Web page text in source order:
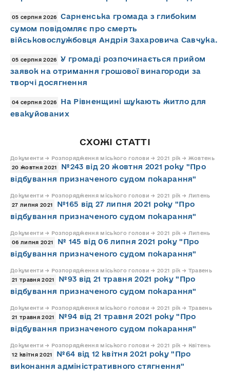
05 серпня 2026
Сарненська громада з глибоким
сумом повідомляє про смерть
військовослужбовця Андрія Захаровича Савчука.
05 серпня 2026
У громаді розпочинається прийом
заявок на отримання грошової винагороди за
творчі досягнення
04 серпня 2026
На Рівненщині шукають житло для
евакуйованих
СХОЖІ СТАТТІ
Документи → Розпорядження міського голови → 2021 рік → Жовтень
20 жовтня 2021
№243 від 20 жовтня 2021 року "Про
відбування призначеного судом покарання"
Документи → Розпорядження міського голови → 2021 рік → Липень
27 липня 2021
№165 від 27 липня 2021 року "Про
відбування призначеного судом покарання"
Документи → Розпорядження міського голови → 2021 рік → Липень
06 липня 2021
№ 145 від 06 липня 2021 року "Про
відбування призначеного судом покарання"
Документи → Розпорядження міського голови → 2021 рік → Травень
21 травня 2021
№93 від 21 травня 2021 року "Про
відбування призначеного судом покарання"
Документи → Розпорядження міського голови → 2021 рік → Травень
21 травня 2021
№94 від 21 травня 2021 року "Про
відбування призначеного судом покарання"
Документи → Розпорядження міського голови → 2021 рік → Квітень
12 квітня 2021
№64 від 12 квітня 2021 року "Про
виконання адміністративного стягнення"